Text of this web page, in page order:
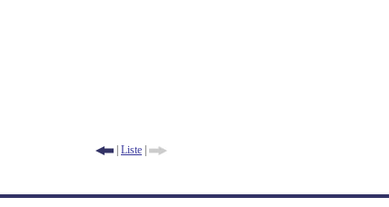
| Liste |